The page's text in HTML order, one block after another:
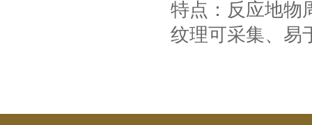
特点：反应地物
纹理可采集、易